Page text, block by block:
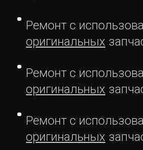
Ремонт с
оригинальных
Ремонт с
оригинальных
Ремонт с
оригинальных